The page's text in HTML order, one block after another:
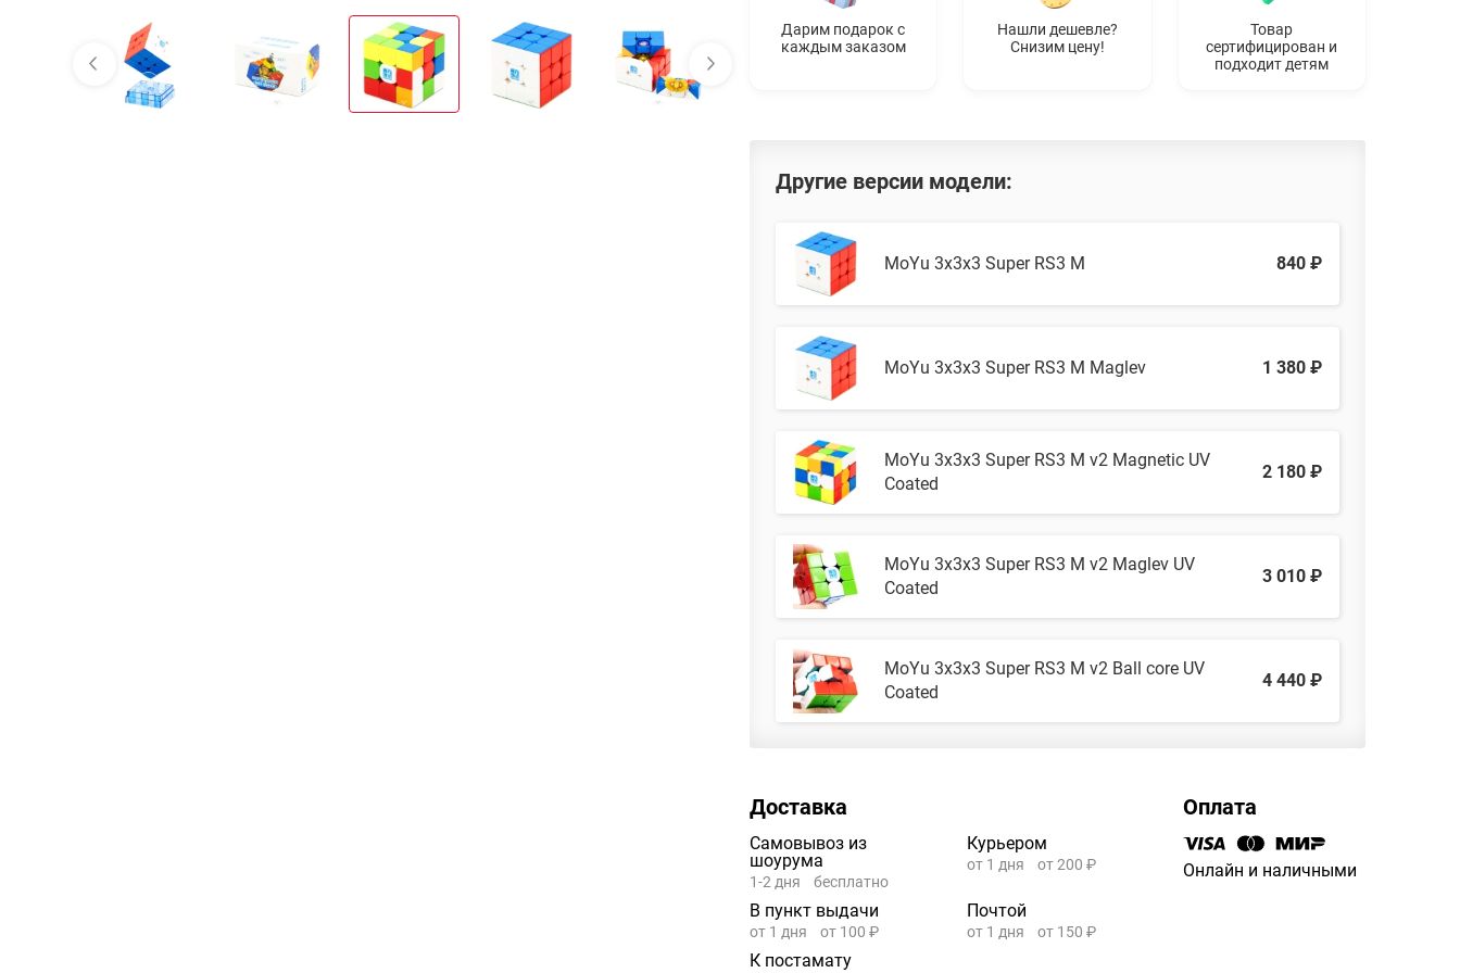
Дарим подарок с
каждым заказом
Нашли дешевле?
Снизим цену!
Товар
сертифицирован и
подходит детям
Другие версии модели:
MoYu 3x3x3 Super RS3 M 840 ₽
MoYu 3x3x3 Super RS3 M Maglev 1 380 ₽
MoYu 3x3x3 Super RS3 M v2 Magnetic UV
Coated
2 180 ₽
MoYu 3x3x3 Super RS3 M v2 Maglev UV
Coated
3 010 ₽
MoYu 3x3x3 Super RS3 M v2 Ball core UV
Coated
4 440 ₽
Доставка
Самовывоз из
шоурума
1-2 дня бесплатно
Курьером
от 1 дня от 200 ₽
В пункт выдачи
от 1 дня от 100 ₽
Почтой
от 1 дня от 150 ₽
К постамату
Оплата
Онлайн и наличными